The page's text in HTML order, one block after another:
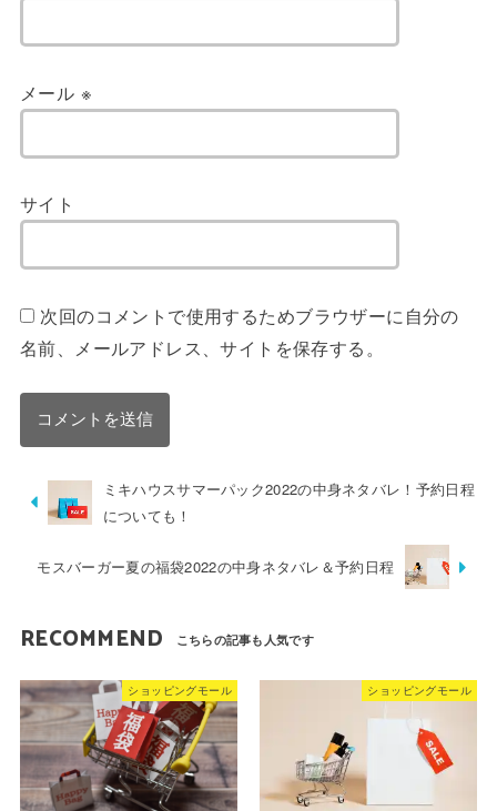
メール ※
サイト
次回のコメントで使用するためブラウザーに自分の
名前、メールアドレス、サイトを保存する。
ミキハウスサマーパック2022の中身ネタバレ！予約日程
についても！
モスバーガー夏の福袋2022の中身ネタバレ＆予約日程
RECOMMEND
ショッピングモール ショッピングモール